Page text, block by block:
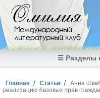
Перейти к основному
Омилия
Международный
литературный клуб
☰ Разделы
Вы здесь
Главная Статьи
Анна
реализацию базовых прав